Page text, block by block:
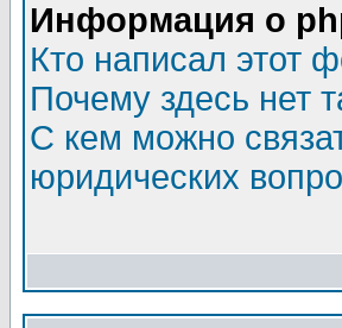
Информация о
Кто написал этот
Почему здесь нет
С кем можно
юридических